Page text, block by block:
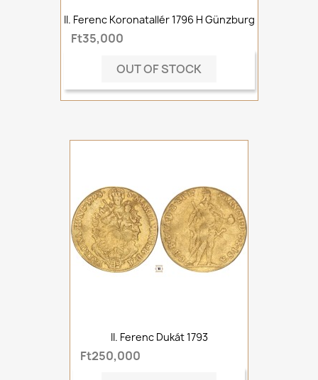
II. Ferenc Koronatallér 1796 H Günzburg
Ft35,000
OUT OF STOCK
II. Ferenc Dukát 1793
Ft250,000